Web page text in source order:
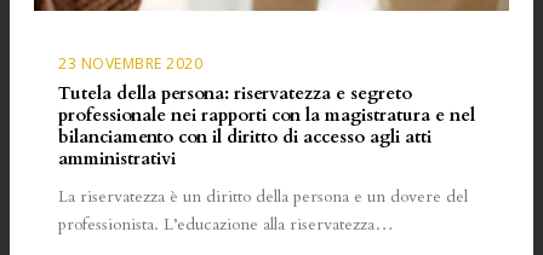
23 NOVEMBRE 2020
Tutela della persona: riservatezza e segreto
professionale nei rapporti con la magistratura e nel
bilanciamento con il diritto di accesso agli atti
amministrativi
La riservatezza è un diritto della persona e un dovere del
professionista. L’educazione alla riservatezza…